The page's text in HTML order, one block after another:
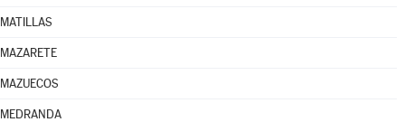
MATILLAS
MAZARETE
MAZUECOS
MEDRANDA